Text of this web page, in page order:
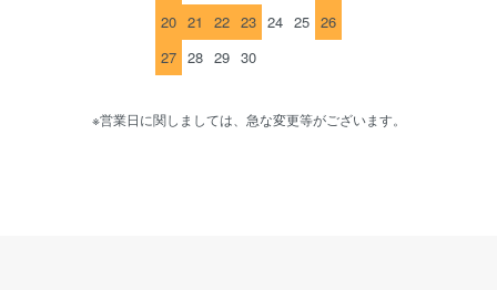
20 21 22 23 24 25 26
27 28 29 30
※営業日に関しましては、急な変更等がございます。